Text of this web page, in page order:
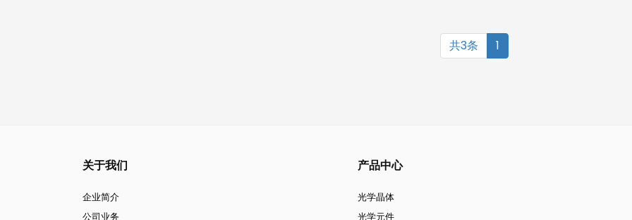
共3条 1
关于我们
企业简介
公司业务
产品中心
光学晶体
光学元件